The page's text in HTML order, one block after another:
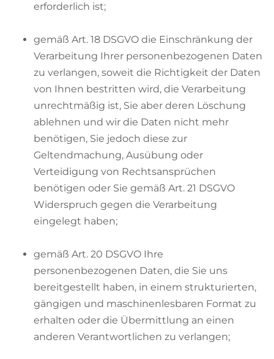
erforderlich ist;
gemäß Art. 18 DSGVO die Einschränkung der
Verarbeitung Ihrer personenbezogenen Daten
zu verlangen, soweit die Richtigkeit der Daten
von Ihnen bestritten wird, die Verarbeitung
unrechtmäßig ist, Sie aber deren Löschung
ablehnen und wir die Daten nicht mehr
benötigen, Sie jedoch diese zur
Geltendmachung, Ausübung oder
Verteidigung von Rechtsansprüchen
benötigen oder Sie gemäß Art. 21 DSGVO
Widerspruch gegen die Verarbeitung
eingelegt haben;
gemäß Art. 20 DSGVO Ihre
personenbezogenen Daten, die Sie uns
bereitgestellt haben, in einem strukturierten,
gängigen und maschinenlesbaren Format zu
erhalten oder die Übermittlung an einen
anderen Verantwortlichen zu verlangen;